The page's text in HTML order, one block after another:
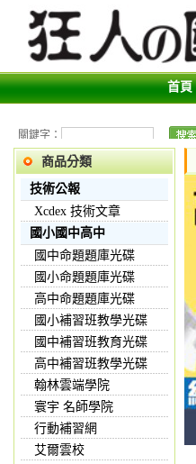
首頁
關鍵字：
商品分類
技術公報
Xcdex 技術文章
國小國中高中
國中命題題庫光碟
國小命題題庫光碟
高中命題題庫光碟
國小補習班教學光碟
國中補習班教育光碟
高中補習班教學光碟
翰林雲端學院
寰宇 名師學院
行動補習網
艾爾雲校